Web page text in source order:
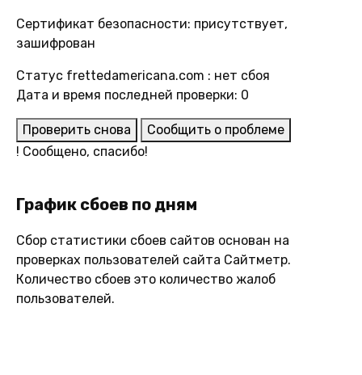
Сертификат безопасности: присутствует,
зашифрован
Статус frettedamericana.com : нет сбоя
Дата и время последней проверки: 0
Проверить снова
Сообщить о проблеме
! Сообщено, спасибо!
График сбоев по дням
Сбор статистики сбоев сайтов основан на
проверках пользователей сайта Сайтметр.
Количество сбоев это количество жалоб
пользователей.